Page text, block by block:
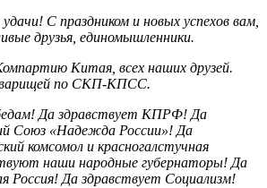
С праздником и новых успехов вам,
друзья, единомышленники.
Китая, всех наших друзей.
по СКП-КПСС.
Да здравствует КПРФ! Да
Союз «Надежда России»! Да
комсомол и красногалстучная
наши народные губернаторы! Да
Россия! Да здравствует Социализм!